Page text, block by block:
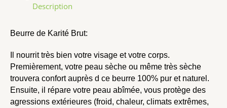
Description
Beurre de Karité Brut:
Il nourrit très bien votre visage et votre corps.
Premièrement, votre peau sèche ou même très sèche
trouvera confort auprès d ce beurre 100% pur et naturel.
Ensuite, il répare votre peau abîmée, vous protège des
agressions extérieures (froid, chaleur, climats extrêmes,